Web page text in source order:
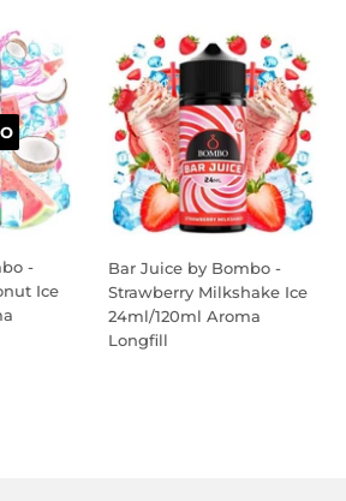
-
Ice
Bar Juice by Bombo -
Strawberry Milkshake Ice
24ml/120ml Aroma
Longfill